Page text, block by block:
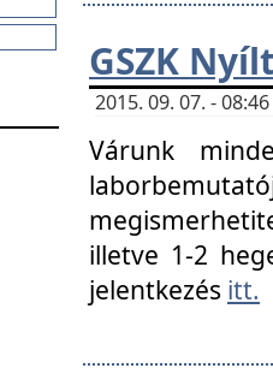
GSZK
2015. 09. 07. -
Várunk
illetve 1-2
jelentkezés itt.